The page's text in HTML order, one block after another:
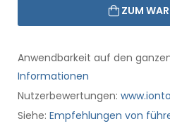
ZUM
Anwendbarkeit auf den
Informationen
Nutzerbewertungen:
Siehe: Empfehlungen von